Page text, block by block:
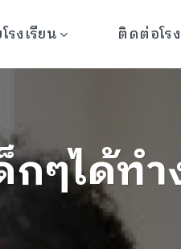
รงเรียน ติดต่อโร
กๆได้ท